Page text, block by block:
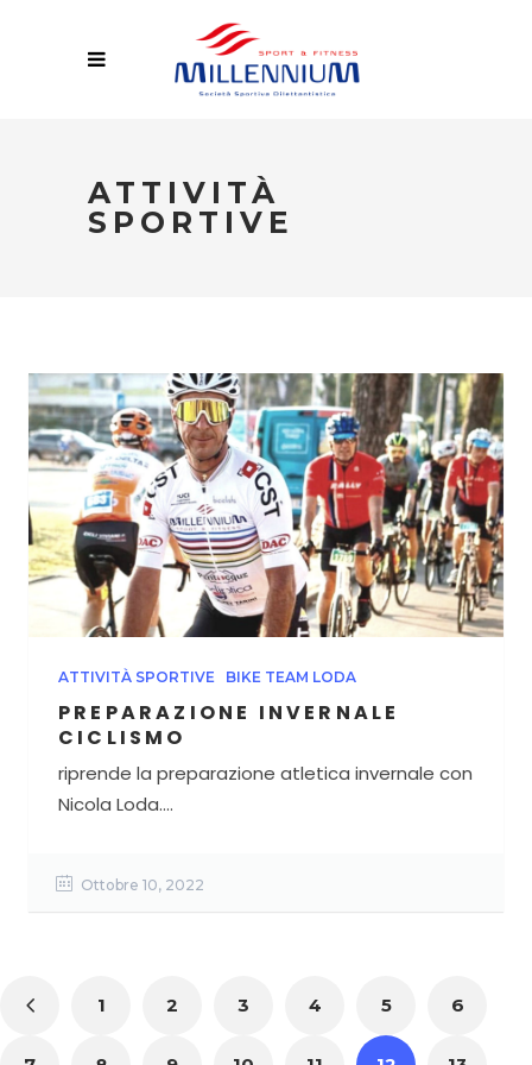
ATTIVITÀ
SPORTIVE
ATTIVITÀ SPORTIVE BIKE TEAM LODA
PREPARAZIONE INVERNALE
CICLISMO
riprende la preparazione atletica invernale con
Nicola Loda....
Ottobre 10, 2022
1 2 3 4 5 6